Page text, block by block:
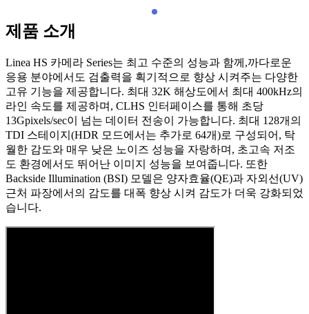
제품 소개
Linea HS 카메라 Series는 최고 수준의 성능과 함께,까다로운
응용 분야에서도 검출력을 획기적으로 향상 시켜주는 다양한
고유 기능을 제공합니다. 최대 32K 해상도에서 최대 400kHz의
라인 속도를 제공하며, CLHS 인터페이스를 통해 초당
13Gpixels/sec이 넘는 데이터 전송이 가능합니다. 최대 128개의
TDI 스테이지(HDR 모드에서는 추가로 64개)로 구성되어, 탁
월한 감도와 매우 낮은 노이즈 성능을 자랑하며, 초고속 저조
도 환경에서도 뛰어난 이미지 성능을 보여줍니다. 또한
Backside Illumination (BSI) 모델은 양자효율(QE)과 자외선(UV)
근처 파장에서의 감도를 대폭 향상 시켜 감도가 더욱 강화되었
습니다.